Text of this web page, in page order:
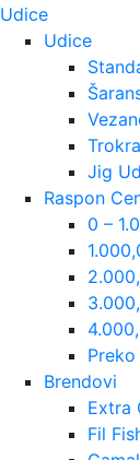
Udice
Udice
Jig
Raspon
0 –
Brendovi
Extra
Fil